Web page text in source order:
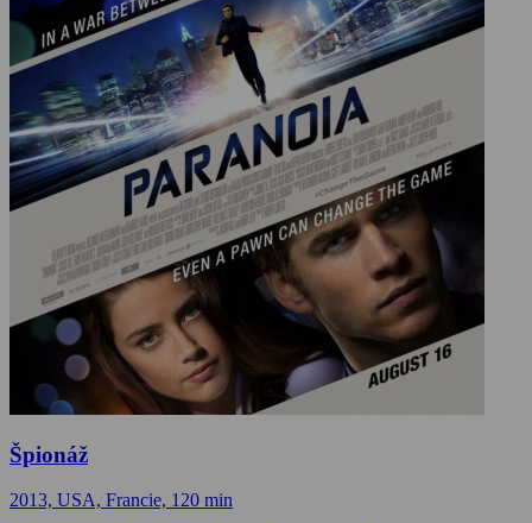
Špionáž
2013, USA, Francie, 120 min